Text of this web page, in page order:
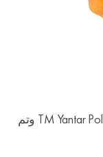
* - هذه الصور مملوكة لشركة TM Yantar Polissya وتم